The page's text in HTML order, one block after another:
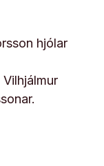
hjólar